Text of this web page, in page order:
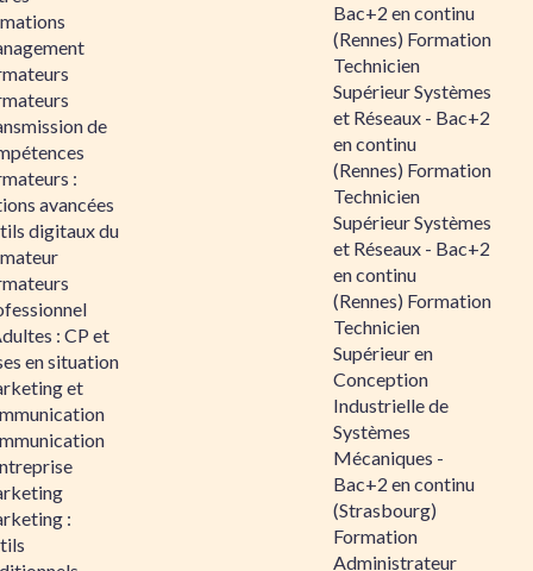
de
:
avancées
digitaux du
: CP et
en situation
et
:
Bac+2 en continu
(Rennes) Formation
Technicien
Supérieur Systèmes
et Réseaux - Bac+2
en continu
(Rennes) Formation
Technicien
Supérieur Systèmes
et Réseaux - Bac+2
en continu
(Rennes) Formation
Technicien
Supérieur en
Conception
Industrielle de
Systèmes
Mécaniques -
Bac+2 en continu
(Strasbourg)
Formation
Administrateur